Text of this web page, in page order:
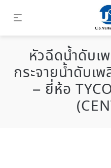
หัวฉีดน้ำดับเ
กระจายน้ำดับเ
– ยี่ห้อ